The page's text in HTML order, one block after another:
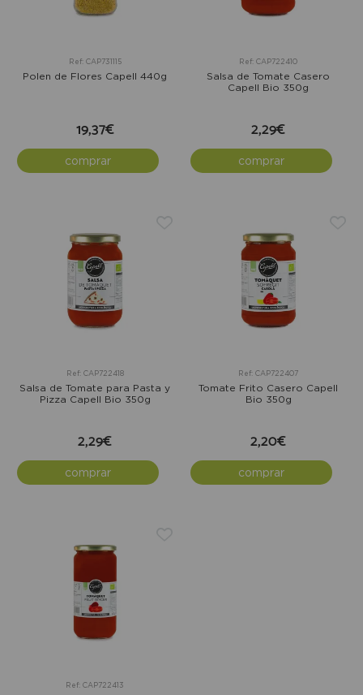
Ref: CAP731115
Polen de Flores Capell 440g
19,37€
comprar
Ref: CAP722410
Salsa de Tomate Casero
Capell Bio 350g
2,29€
comprar
Ref: CAP722418
Salsa de Tomate para Pasta y
Pizza Capell Bio 350g
2,29€
comprar
Ref: CAP722407
Tomate Frito Casero Capell
Bio 350g
2,20€
comprar
Ref: CAP722413